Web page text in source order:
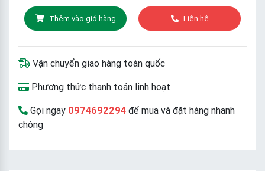
Thêm vào giỏ hàng Liên hệ
Vận chuyển giao hàng toàn quốc
Phương thức thanh toán linh hoạt
Gọi ngay 0974692294 để mua và đặt hàng nhanh
chóng